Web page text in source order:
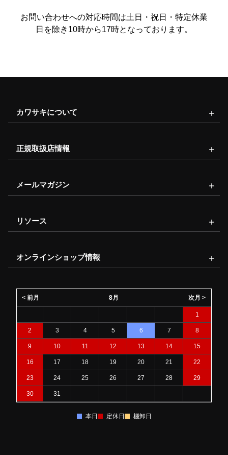
お問い合わせへの対応時間は土日・祝日・特定休業
日を除き10時から17時となっております。
カワサキについて
正規取扱店情報
メールマガジン
リソース
オンラインショップ情報
8月
< 前月 次月 >
1
2 3 4 5 6 7 8
9 10 11 12 13 14 15
16 17 18 19 20 21 22
23 24 25 26 27 28 29
30 31
本日 定休日 棚卸日